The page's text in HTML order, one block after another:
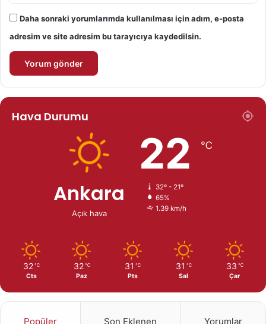
Daha sonraki yorumlarımda kullanılması için adım, e-posta
adresim ve site adresim bu tarayıcıya kaydedilsin.
Hava Durumu
Ankara
Açık hava
22 ℃
32º - 21º
65%
1.39 km/h
32 ℃
Cts
32 ℃
Paz
31 ℃
Pts
31 ℃
Sal
33 ℃
Çar
Popüler Son Eklenen Yorumlar